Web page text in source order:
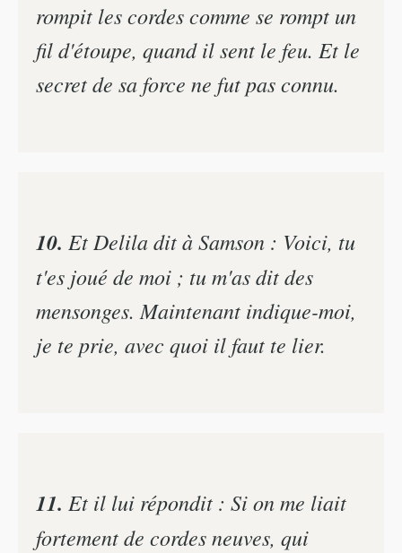
rompit les cordes comme se rompt un
fil d'étoupe, quand il sent le feu. Et le
secret de sa force ne fut pas connu.
10. Et Delila dit à Samson : Voici, tu
t'es joué de moi ; tu m'as dit des
mensonges. Maintenant indique-moi,
je te prie, avec quoi il faut te lier.
11. Et il lui répondit : Si on me liait
fortement de cordes neuves, qui